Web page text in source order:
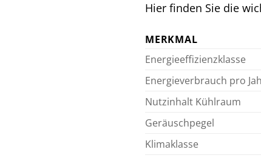
Hier finden Sie die
MERKMAL
Energieeffizienzklasse
Energieverbrauch pro
Nutzinhalt Kühlraum
Geräuschpegel
Klimaklasse